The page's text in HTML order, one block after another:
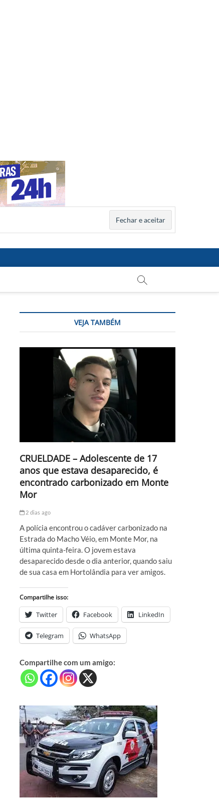
VEJA TAMBÉM
CRUELDADE – Adolescente de 17
anos que estava desaparecido, é
encontrado carbonizado em Monte
Mor
2 dias ago
A polícia encontrou o cadáver carbonizado na
Estrada do Macho Véio, em Monte Mor, na
última quinta-feira. O jovem estava
desaparecido desde o dia anterior, quando saiu
de sua casa em Hortolândia para ver amigos.
Compartilhe isso:
Twitter Facebook LinkedIn
Telegram WhatsApp
Compartilhe com um amigo: